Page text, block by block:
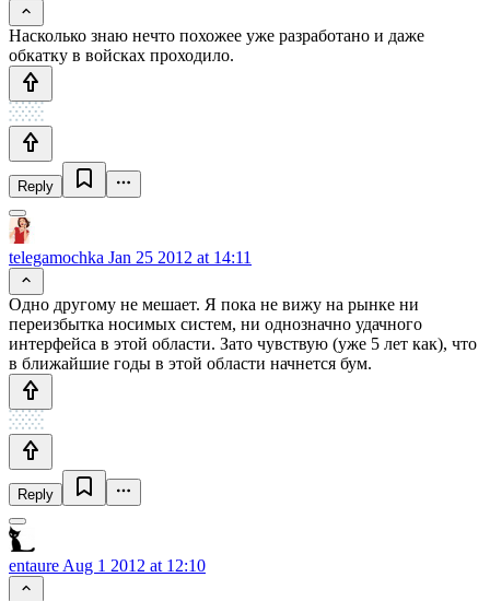
Насколько знаю нечто похожее уже разработано и даже
обкатку в войсках проходило.
Reply
telegamochka Jan 25 2012 at 14:11
Одно другому не мешает. Я пока не вижу на рынке ни
переизбытка носимых систем, ни однозначно удачного
интерфейса в этой области. Зато чувствую (уже 5 лет как), что
в ближайшие годы в этой области начнется бум.
Reply
entaure Aug 1 2012 at 12:10